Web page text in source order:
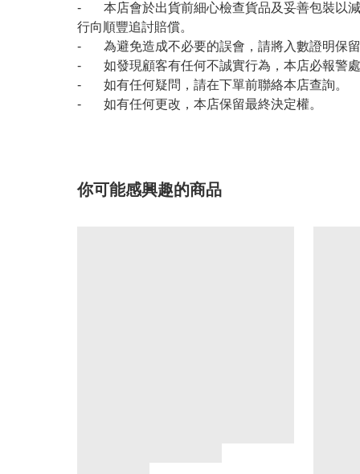
- 本店會於出貨前細心檢查貨品及妥善包裝以減
行向順豐追討賠償。
- 為避免造成不必要的誤會，請將入數證明保留
- 如發現顧客有任何不誠實行為，本店必報警
- 如有任何疑問，請在下單前聯絡本店查詢。
- 如有任何更改，本店保留最終決定權。
你可能感興趣的商品